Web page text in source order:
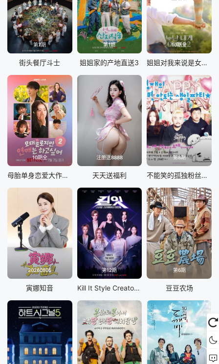
第7期
街头餐厅斗士
第1期
姐姐家的产地直送3
10期全
姐姐对我来说是女人2
10期全
母胎单身恋爱大作战2
注册送8888
天天送福利
第8期
不能笑的孤独粉丝见面会
20260805
寅娜知音
第12期
Kill It Style Creator War
第6期
豆豆农场